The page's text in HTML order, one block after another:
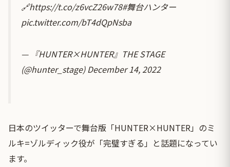
🔗https://t.co/z6vcZ26w78#舞台ハンター
pic.twitter.com/bT4dQpNsba
— 『HUNTER×HUNTER』THE STAGE
(@hunter_stage)December 14, 2022
日本のツイッターで舞台版「HUNTER×HUNTER」のミ
ルキ=ゾルディック役が「完璧すぎる」と話題になってい
ます。